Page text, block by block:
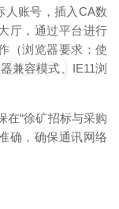
人账号，插入CA数
厅，通过平台进行
（浏览器要求：使
兼容模式、IE11浏
在“徐矿招标与采购
确，确保通讯网络
）